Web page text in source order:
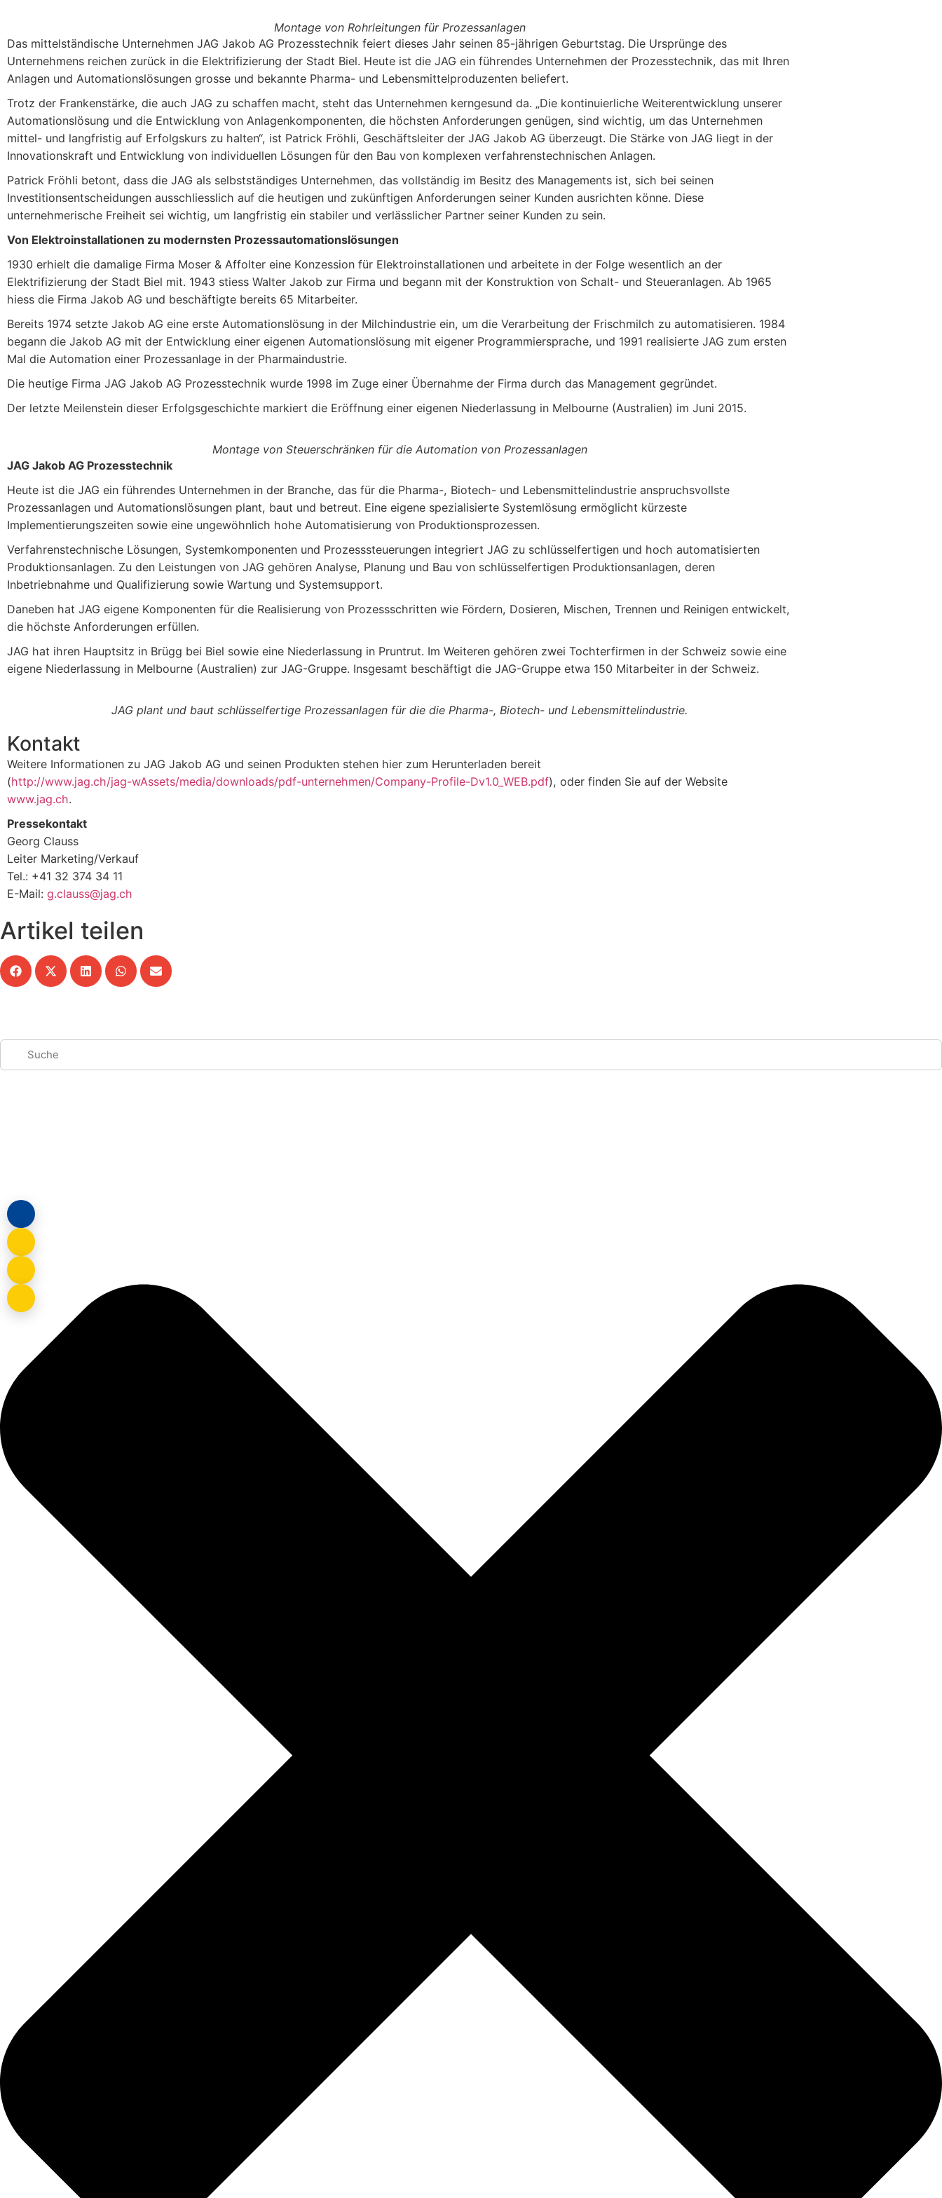
Montage von Rohrleitungen für Prozessanlagen
Das mittelständische Unternehmen JAG Jakob AG Prozesstechnik feiert dieses Jahr seinen 85-jährigen Geburtstag. Die Ursprünge des
Unternehmens reichen zurück in die Elektrifizierung der Stadt Biel. Heute ist die JAG ein führendes Unternehmen der Prozesstechnik, das mit Ihren
Anlagen und Automationslösungen grosse und bekannte Pharma- und Lebensmittelproduzenten beliefert.
Trotz der Frankenstärke, die auch JAG zu schaffen macht, steht das Unternehmen kerngesund da. „Die kontinuierliche Weiterentwicklung unserer
Automationslösung und die Entwicklung von Anlagenkomponenten, die höchsten Anforderungen genügen, sind wichtig, um das Unternehmen
mittel- und langfristig auf Erfolgskurs zu halten“, ist Patrick Fröhli, Geschäftsleiter der JAG Jakob AG überzeugt. Die Stärke von JAG liegt in der
Innovationskraft und Entwicklung von individuellen Lösungen für den Bau von komplexen verfahrenstechnischen Anlagen.
Patrick Fröhli betont, dass die JAG als selbstständiges Unternehmen, das vollständig im Besitz des Managements ist, sich bei seinen
Investitionsentscheidungen ausschliesslich auf die heutigen und zukünftigen Anforderungen seiner Kunden ausrichten könne. Diese
unternehmerische Freiheit sei wichtig, um langfristig ein stabiler und verlässlicher Partner seiner Kunden zu sein.
Von Elektroinstallationen zu modernsten Prozessautomationslösungen
1930 erhielt die damalige Firma Moser & Affolter eine Konzession für Elektroinstallationen und arbeitete in der Folge wesentlich an der
Elektrifizierung der Stadt Biel mit. 1943 stiess Walter Jakob zur Firma und begann mit der Konstruktion von Schalt- und Steueranlagen. Ab 1965
hiess die Firma Jakob AG und beschäftigte bereits 65 Mitarbeiter.
Bereits 1974 setzte Jakob AG eine erste Automationslösung in der Milchindustrie ein, um die Verarbeitung der Frischmilch zu automatisieren. 1984
begann die Jakob AG mit der Entwicklung einer eigenen Automationslösung mit eigener Programmiersprache, und 1991 realisierte JAG zum ersten
Mal die Automation einer Prozessanlage in der Pharmaindustrie.
Die heutige Firma JAG Jakob AG Prozesstechnik wurde 1998 im Zuge einer Übernahme der Firma durch das Management gegründet.
Der letzte Meilenstein dieser Erfolgsgeschichte markiert die Eröffnung einer eigenen Niederlassung in Melbourne (Australien) im Juni 2015.
Montage von Steuerschränken für die Automation von Prozessanlagen
JAG Jakob AG Prozesstechnik
Heute ist die JAG ein führendes Unternehmen in der Branche, das für die Pharma-, Biotech- und Lebensmittelindustrie anspruchsvollste
Prozessanlagen und Automationslösungen plant, baut und betreut. Eine eigene spezialisierte Systemlösung ermöglicht kürzeste
Implementierungszeiten sowie eine ungewöhnlich hohe Automatisierung von Produktionsprozessen.
Verfahrenstechnische Lösungen, Systemkomponenten und Prozesssteuerungen integriert JAG zu schlüsselfertigen und hoch automatisierten
Produktionsanlagen. Zu den Leistungen von JAG gehören Analyse, Planung und Bau von schlüsselfertigen Produktionsanlagen, deren
Inbetriebnahme und Qualifizierung sowie Wartung und Systemsupport.
Daneben hat JAG eigene Komponenten für die Realisierung von Prozessschritten wie Fördern, Dosieren, Mischen, Trennen und Reinigen entwickelt,
die höchste Anforderungen erfüllen.
JAG hat ihren Hauptsitz in Brügg bei Biel sowie eine Niederlassung in Pruntrut. Im Weiteren gehören zwei Tochterfirmen in der Schweiz sowie eine
eigene Niederlassung in Melbourne (Australien) zur JAG-Gruppe. Insgesamt beschäftigt die JAG-Gruppe etwa 150 Mitarbeiter in der Schweiz.
JAG plant und baut schlüsselfertige Prozessanlagen für die die Pharma-, Biotech- und Lebensmittelindustrie.
Kontakt
Weitere Informationen zu JAG Jakob AG und seinen Produkten stehen hier zum Herunterladen bereit
(http://www.jag.ch/jag-wAssets/media/downloads/pdf-unternehmen/Company-Profile-Dv1.0_WEB.pdf), oder finden Sie auf der Website
www.jag.ch.
Pressekontakt
Georg Clauss
Leiter Marketing/Verkauf
Tel.: +41 32 374 34 11
E-Mail: g.clauss@jag.ch
Artikel teilen